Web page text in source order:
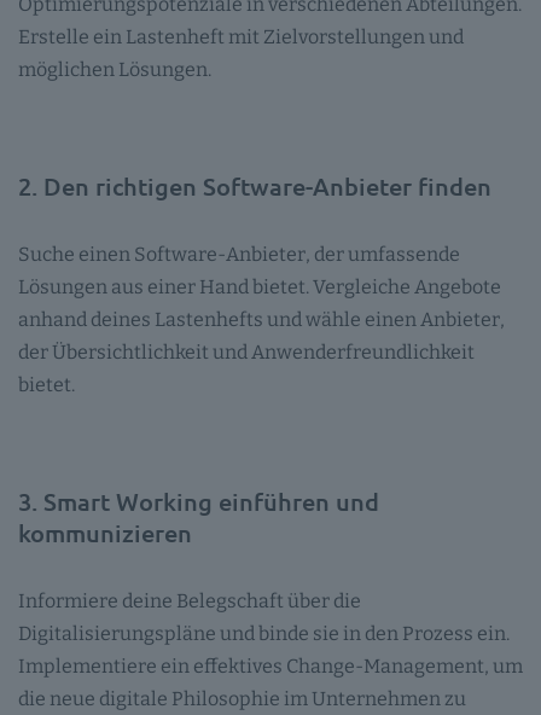
Erstelle ein Lastenheft mit Zielvorstellungen und
möglichen Lösungen.
2. Den richtigen Software-Anbieter finden
Suche einen Software-Anbieter, der umfassende
Lösungen aus einer Hand bietet. Vergleiche Angebote
anhand deines Lastenhefts und wähle einen Anbieter,
der Übersichtlichkeit und Anwenderfreundlichkeit
bietet.
3. Smart Working einführen und
kommunizieren
Informiere deine Belegschaft über die
Digitalisierungspläne und binde sie in den Prozess ein.
Implementiere ein effektives Change-Management, um
die neue digitale Philosophie im Unternehmen zu